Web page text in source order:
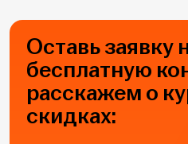
Оставь заявку
бесплатную
расскажем о
скидках: